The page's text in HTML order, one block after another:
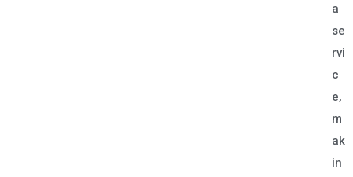
a
se
rvi
c
e,
m
ak
in